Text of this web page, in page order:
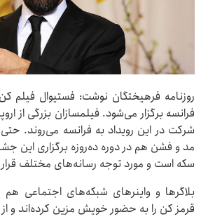
روزنامه فرهیختگان نوشت: فستیوال فیلم
فرانسه برگزار می‌شود. فیلمسازان بزرگی از
شرکت در این رویداد به فرانسه ‌می‌روند.
مد و فشن هم در دوره ده‌روزه برگزاری این
سکه است و مورد توجه رسانه‌های مختلف
بلاگرها و واینرهای شبکه‌های اجتماعی
قرمز کن را به حضور خویش مزین کرده‌اند و